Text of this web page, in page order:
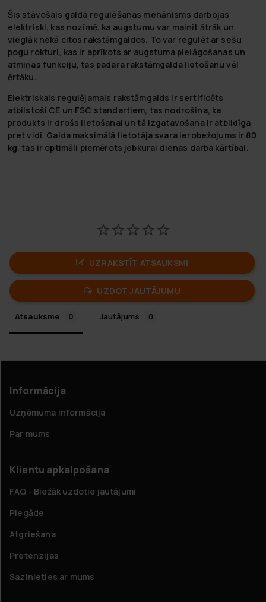
Šis stāvošais galda regulēšanas mehānisms darbojas
elektriski, kas nozīmē, ka augstumu var mainīt ātrāk un
vieglāk nekā citos rakstāmgaldos. To var regulēt ar sešu
pogu rokturi, kas ir aprīkots ar augstuma pielāgošanas un
atmiņas funkciju, tas padara rakstāmgalda lietošanu vēl
ērtāku.
Elektriskais regulējamais rakstāmgalds ir sertificēts
atbilstoši CE un FSC standartiem, tas nodrošina, ka
produkts ir drošs lietošanai un tā izgatavošana ir atbildīga
pret vidi. Galda maksimālā lietotāja svara ierobežojums ir 80
kg, tas ir optimāli piemērots jebkurai dienas darba kārtībai.
UZRAKSTĪT ATSAUKSMI
UZDOT JAUTĀJUMU
Atsauksme Jautājums
Informācija
Uzņēmuma informācija
Par mums
Klientu apkalpošana
FAQ - Biežāk uzdotie jautājumi
Piegāde
Atgriešana
Pretenzijas
Sazinieties ar mums